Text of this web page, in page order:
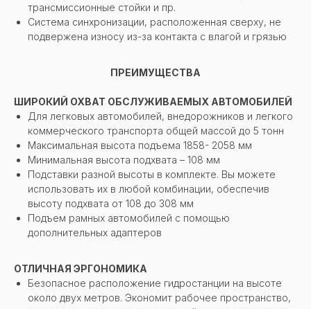
трансмиссионные стойки и пр.
Система синхронизации, расположенная сверху, не
подвержена износу из-за контакта с влагой и грязью
ПРЕИМУЩЕСТВА
ШИРОКИЙ ОХВАТ ОБСЛУЖИВАЕМЫХ АВТОМОБИЛЕЙ
Для легковых автомобилей, внедорожников и легкого
коммерческого транспорта общей массой до 5 тонн
Максимальная высота подъема 1858- 2058 мм
Минимальная высота подхвата – 108 мм
Подставки разной высоты в комплекте. Вы можете
использовать их в любой комбинации, обеспечив
высоту подхвата от 108 до 308 мм
Подъем рамных автомобилей с помощью
дополнительных адаптеров
ОТЛИЧНАЯ ЭРГОНОМИКА
Безопасное расположение гидростанции на высоте
около двух метров. Экономит рабочее пространство,